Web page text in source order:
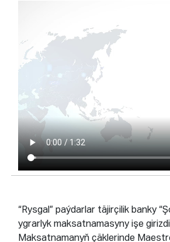
“Rysgal” paýdarlar täjirçilik banky
ygrarlyk maksatnamasyny işe
Maksatnamanyň çäklerinde